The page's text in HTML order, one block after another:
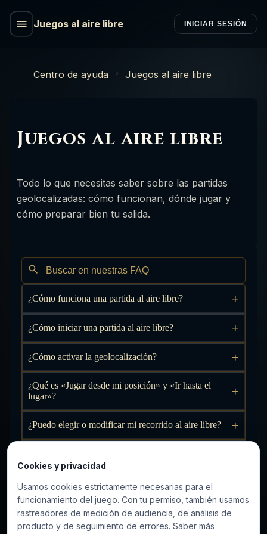
Juegos al aire libre INICIAR SESIÓN
Centro de ayuda Juegos al aire libre
Juegos al aire libre
Todo lo que necesitas saber sobre las partidas
geolocalizadas: cómo funcionan, dónde jugar y
cómo preparar bien tu salida.
¿Cómo funciona una partida al aire libre? +
¿Cómo iniciar una partida al aire libre? +
¿Cómo activar la geolocalización? +
¿Qué es «Jugar desde mi posición» y «Ir hasta el
lugar»?
+
¿Puedo elegir o modificar mi recorrido al aire libre? +
¿Hace falta conexión a internet para jugar al aire
libre?
¿Qué distancia voy a recorrer?
Cookies y privacidad
Usamos cookies estrictamente necesarias para el
funcionamiento del juego. Con tu permiso, también usamos
rastreadores de medición de audiencia, de análisis de
producto y de seguimiento de errores. Saber más